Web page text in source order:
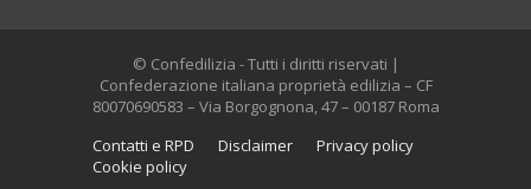
© Confedilizia - Tutti i diritti riservati |
Confederazione italiana proprietà edilizia – CF
80070690583 – Via Borgognona, 47 – 00187 Roma
Contatti e RPD
Disclaimer
Privacy policy
Cookie policy